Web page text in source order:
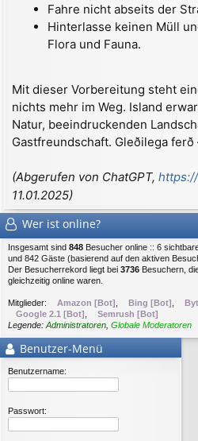
Fahre nicht abseits der
Hinterlasse keinen Müll
Flora und Fauna.
Mit dieser Vorbereitung steht
nichts mehr im Weg. Island
Natur, beeindruckenden
Gastfreundschaft. Gleðilega ferð
(Abgerufen von ChatGPT,
11.01.2025)
Wer ist online?
Insgesamt sind 848 Besucher online :: 6
und 842 Gäste (basierend auf den aktiven
Der Besucherrekord liegt bei 3736 Besuchern,
gleichzeitig online waren.
Mitglieder: Amazon [Bot] Bing [Bot]
Google 2.1 [Bot]
Semrush [Bot]
Legende: Administratoren Globale Moderatoren
Benutzer-Menü
Benutzername:
Passwort: